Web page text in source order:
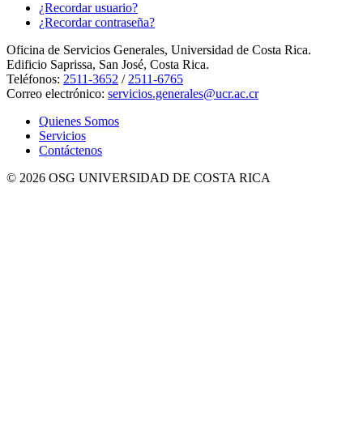
¿Recordar usuario?
¿Recordar contraseña?
Oficina de Servicios Generales, Universidad de Costa Rica.
Edificio Saprissa, San José, Costa Rica.
Teléfonos: 2511-3652 / 2511-6765
Correo electrónico: servicios.generales@ucr.ac.cr
Quienes Somos
Servicios
Contáctenos
© 2026 OSG UNIVERSIDAD DE COSTA RICA